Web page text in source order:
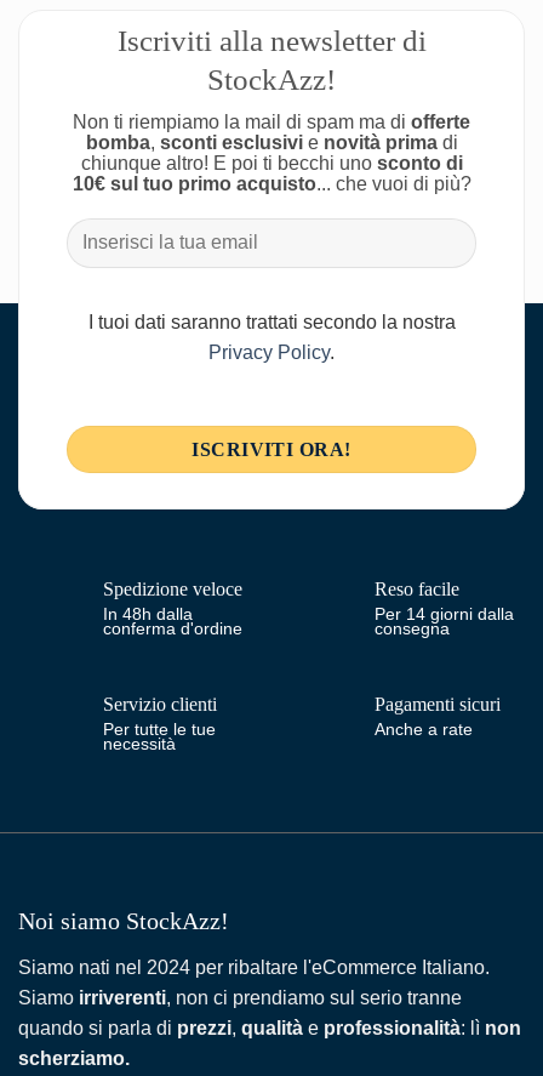
Iscriviti alla newsletter di
StockAzz!
Non ti riempiamo la mail di spam ma di offerte
bomba, sconti esclusivie novità primadi
chiunque altro! E poi ti becchi uno sconto di
10€ sul tuo primo acquisto... che vuoi di più?
I tuoi dati saranno trattati secondo la nostra
Privacy Policy.
Spedizione veloce
In 48h dalla
conferma d'ordine
Reso facile
Per 14 giorni dalla
consegna
Servizio clienti
Per tutte le tue
necessità
Pagamenti sicuri
Anche a rate
Noi siamo StockAzz!
Siamo nati nel 2024 per ribaltare l'eCommerce Italiano.
Siamo irriverenti, non ci prendiamo sul serio tranne
quando si parla di prezzi, qualità e professionalità: lì non
scherziamo.